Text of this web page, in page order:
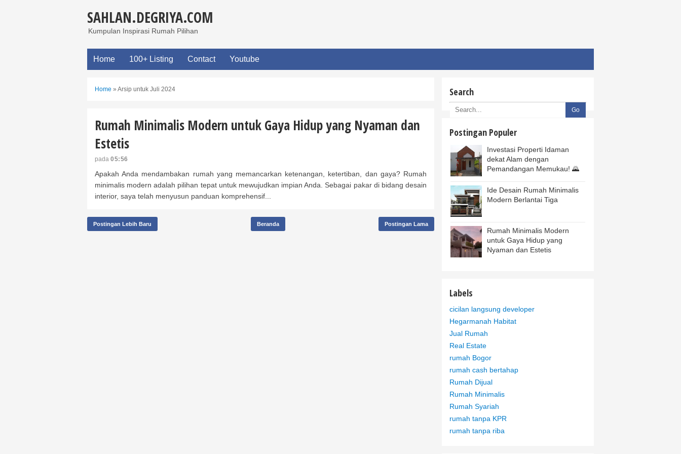
SAHLAN.DEGRIYA.COM
Kumpulan Inspirasi Rumah Pilihan
Home 100+ Listing Contact Youtube
Home » Arsip untuk Juli 2024
Rumah Minimalis Modern untuk Gaya Hidup yang Nyaman dan
Estetis
pada 05:56
Apakah Anda mendambakan rumah yang memancarkan ketenangan, ketertiban, dan gaya? Rumah
minimalis modern adalah pilihan tepat untuk mewujudkan impian Anda. Sebagai pakar di bidang desain
interior, saya telah menyusun panduan komprehensif...
Postingan Lebih Baru Postingan Lama
Beranda
Search
Postingan Populer
Investasi Properti Idaman
dekat Alam dengan
Pemandangan Memukau! 🌄
Ide Desain Rumah Minimalis
Modern Berlantai Tiga
Rumah Minimalis Modern
untuk Gaya Hidup yang
Nyaman dan Estetis
Labels
cicilan langsung developer
Hegarmanah Habitat
Jual Rumah
Real Estate
rumah Bogor
rumah cash bertahap
Rumah Dijual
Rumah Minimalis
Rumah Syariah
rumah tanpa KPR
rumah tanpa riba